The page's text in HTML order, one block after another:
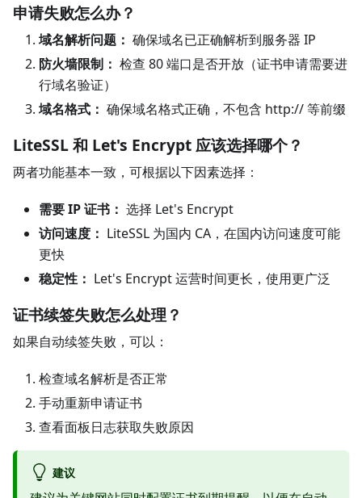
申请失败怎么办？
域名解析问题： 确保域名已正确解析到服务器 IP
防火墙限制： 检查 80 端口是否开放（证书申请需要进
行域名验证）
域名格式： 确保域名格式正确，不包含 http:// 等前缀
LiteSSL 和 Let's Encrypt 应该选择哪个？
两者功能基本一致，可根据以下因素选择：
需要 IP 证书： 选择 Let's Encrypt
访问速度： LiteSSL 为国内 CA，在国内访问速度可能
更快
稳定性： Let's Encrypt 运营时间更长，使用更广泛
证书续签失败怎么处理？
如果自动续签失败，可以：
检查域名解析是否正常
手动重新申请证书
查看面板日志获取失败原因
建议